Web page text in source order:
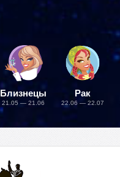
Близнецы
21.05 — 21.06
Рак
22.06 — 22.07